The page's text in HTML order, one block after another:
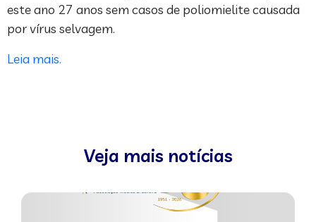
este ano 27 anos sem casos de poliomielite causada
por vírus selvagem.
Leia mais.
Veja mais notícias